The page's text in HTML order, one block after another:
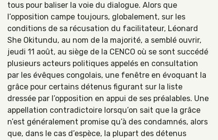
tous pour baliser la voie du dialogue. Alors que
l’opposition campe toujours, globalement, sur les
conditions de sa récusation du facilitateur, Léonard
She Okitundu, au nom de la majorité, a semblé ouvrir,
jeudi 11 août, au siège de la CENCO où se sont succédé
plusieurs acteurs politiques appelés en consultation
par les évêques congolais, une fenêtre en évoquant la
grâce pour certains détenus figurant sur la liste
dressée par l’opposition en appui de ses préalables. Une
appellation contradictoire lorsqu’on sait que la grâce
n’est généralement promise qu’à des condamnés, alors
que, dans le cas d’espèce, la plupart des détenus